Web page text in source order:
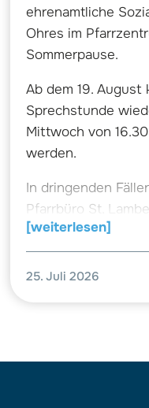
ehrenamtliche
Ohres im
Sommerpause.
Ab dem 19.
Sprechstunde
Mittwoch von
werden.
In dringenden
Pfarrbüro St.
[weiterlesen]
25. Juli 2026